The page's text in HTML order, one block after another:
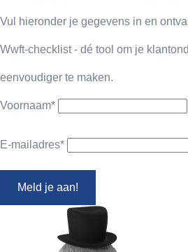
Vul hieronder je gegevens in en
Wwft-checklist - dé tool om je
eenvoudiger te maken.
Voornaam*
E-mailadres*
Meld je aan!